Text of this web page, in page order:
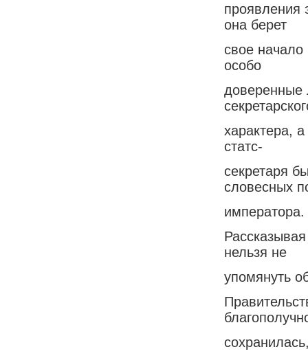
проявления
она берет
свое начало
особо
доверенные
характера,
статс-
секретаря
словесных
императора.
нельзя не
упомянуть